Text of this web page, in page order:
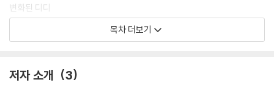
변화된 디디
디디의 결심
목차 더보기
저자 소개 3